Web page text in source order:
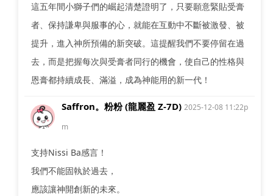
這五年間小獅子們的崛起清楚證明了，只要願意緊貼受膏
者、保持謙卑與服事的心，就能在互動中不斷被激發、被
提升，進入神所預備的新突破。這提醒我們不要停留在過
去，而是把握每次與受膏者同行的機會，使自己的性格與
恩膏都持續成長、滿溢，成為神能用的新一代！
Saffron。粉粉 (龍麗盈 Z-7D) 2025-12-08 11:22p
m
支持Nissi Ba感言！
我們不能固執於過去，
應該讓神開創新的未來。